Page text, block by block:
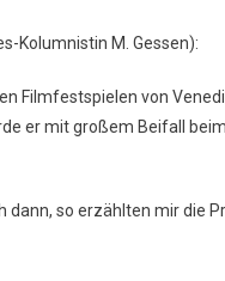
Kolumnistin M. Gessen):
Filmfestspielen von
er mit großem Beifall
so erzählten mir die